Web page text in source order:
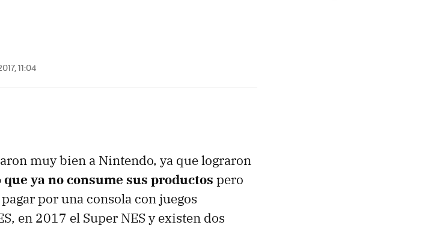
11:04
muy bien a Nintendo, ya que lograron
ya no consume sus productos pero
por una consola con juegos
en 2017 el Super NES y existen dos